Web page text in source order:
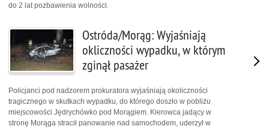
do 2 lat pozbawienia wolności.
Ostróda/Morąg: Wyjaśniają
okliczności wypadku, w którym
zginął pasażer
Policjanci pod nadzorem prokuratora wyjaśniają okoliczności
tragicznego w skutkach wypadku, do którego doszło w pobliżu
miejscowości Jędrychówko pod Morągiem. Kierowca jadący w
stronę Morąga stracił panowanie nad samochodem, uderzył w